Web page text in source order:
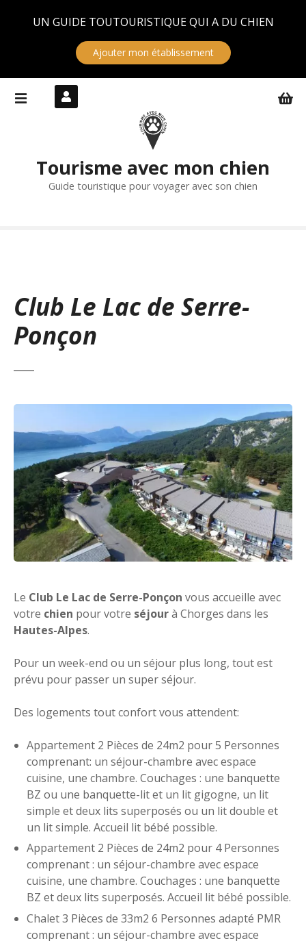
UN GUIDE TOUTOURISTIQUE QUI A DU CHIEN
Ajouter mon établissement
Tourisme avec mon chien
Guide touristique pour voyager avec son chien
Club Le Lac de Serre-
Ponçon
Le Club Le Lac de Serre-Ponçon vous accueille avec
votre chien pour votre séjourà Chorges dans les
Hautes-Alpes.
Pour un week-end ou un séjour plus long, tout est
prévu pour passer un super séjour.
Des logements tout confort vous attendent:
Appartement 2 Pièces de 24m2 pour 5 Personnes
comprenant: un séjour-chambre avec espace
cuisine, une chambre. Couchages : une banquette
BZ ou une banquette-lit et un lit gigogne, un lit
simple et deux lits superposés ou un lit double et
un lit simple. Accueil lit bébé possible.
Appartement 2 Pièces de 24m2 pour 4 Personnes
comprenant : un séjour-chambre avec espace
cuisine, une chambre. Couchages : une banquette
BZ et deux lits superposés. Accueil lit bébé possible.
Chalet 3 Pièces de 33m2 6 Personnes adapté PMR
comprenant : un séjour-chambre avec espace